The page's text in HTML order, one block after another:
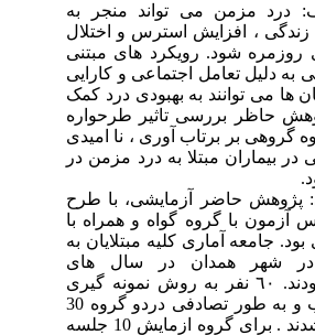
درد مزمن می تواند منجر به
، افزایش استرس و اختلال
روزمره شود. رویکرد های مبتنی
به دلیل تعامل اجتماعی و کارایی
ها می توانند به بهبودی درد کمک
حاظر بررسی تاثیر طرحواره
گروهی بر برتاب آوری ، نا امیدی
بیماران مبتلا به درد مزمن در
حاضر آزمایشی، با طرح
با گروه گواه و همراه با
جامعه آماری کلیه مبتلایان به
شهر همدان در سال های
١٤٠3-١٤٠2 بودند. ٦٠ نفر به روش نمونه گیری
هدفمند انتخاب و به طور تصادفی دردو گروه 30
نفره تقسیم شدند . برای گروه ازمایش 10 جلسه